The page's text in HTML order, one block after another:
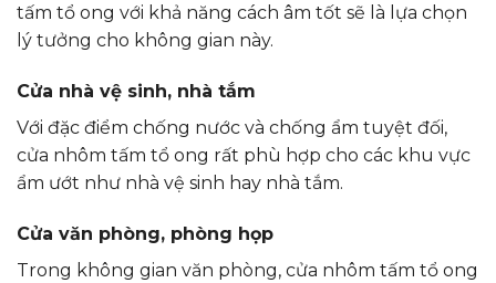
tấm tổ ong với khả năng cách âm tốt sẽ là lựa chọn
lý tưởng cho không gian này.
Cửa nhà vệ sinh, nhà tắm
Với đặc điểm chống nước và chống ẩm tuyệt đối,
cửa nhôm tấm tổ ong rất phù hợp cho các khu vực
ẩm ướt như nhà vệ sinh hay nhà tắm.
Cửa văn phòng, phòng họp
Trong không gian văn phòng, cửa nhôm tấm tổ ong